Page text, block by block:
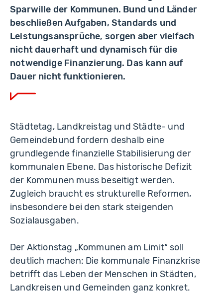
Sparwille der Kommunen. Bund und Länder
beschließen Aufgaben, Standards und
Leistungsansprüche, sorgen aber vielfach
nicht dauerhaft und dynamisch für die
notwendige Finanzierung. Das kann auf
Dauer nicht funktionieren.
Städtetag, Landkreistag und Städte- und
Gemeindebund fordern deshalb eine
grundlegende finanzielle Stabilisierung der
kommunalen Ebene. Das historische Defizit
der Kommunen muss beseitigt werden.
Zugleich braucht es strukturelle Reformen,
insbesondere bei den stark steigenden
Sozialausgaben.
Der Aktionstag „Kommunen am Limit“ soll
deutlich machen: Die kommunale Finanzkrise
betrifft das Leben der Menschen in Städten,
Landkreisen und Gemeinden ganz konkret.